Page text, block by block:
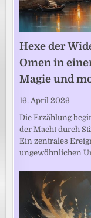
Hexe der
Omen in
Magie und
16. April 2026
Die Erzählung
der Macht durch
Ein zentrales
ungewöhnlichen